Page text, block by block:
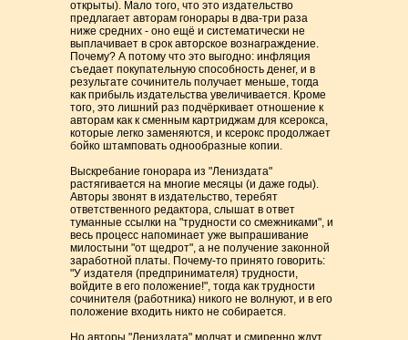
открыты). Мало того, что это издательство
предлагает авторам гонорары в два-три раза
ниже средних - оно ещё и систематически не
выплачивает в срок авторское вознаграждение.
Почему? А потому что это выгодно: инфляция
съедает покупательную способность денег, и в
результате сочинитель получает меньше, тогда
как прибыль издательства увеличивается. Кроме
того, это лишний раз подчёркивает отношение к
авторам как к сменным картриджам для ксерокса,
которые легко заменяются, и ксерокс продолжает
бойко штамповать однообразные копии.
Выскребание гонорара из "Лениздата"
растягивается на многие месяцы (и даже годы).
Авторы звонят в издательство, теребят
ответственного редактора, слышат в ответ
туманные ссылки на "трудности со смежниками", и
весь процесс напоминает уже выпрашивание
милостыни "от щедрот", а не получение законной
заработной платы. Почему-то принято говорить:
"У издателя (предпринимателя) трудности,
войдите в его положение!", тогда как трудности
сочинителя (работника) никого не волнуют, и в его
положение входить никто не собирается.
Но авторы "Лениздата" молчат и смиренно ждут